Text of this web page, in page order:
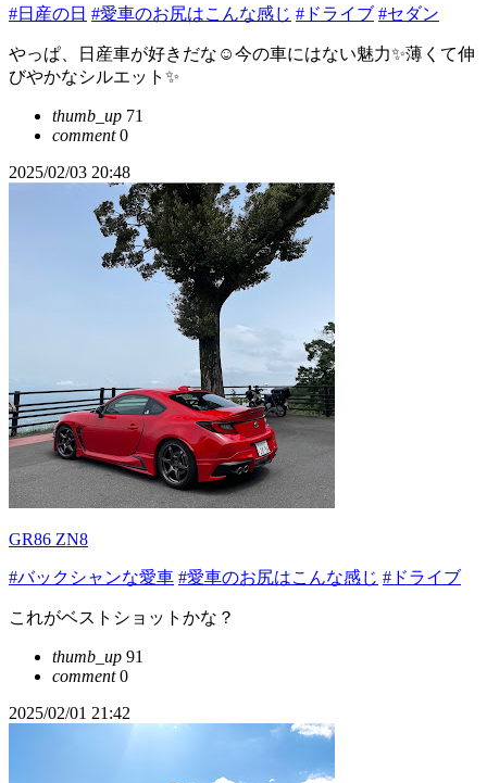
#日産の日 #愛車のお尻はこんな感じ #ドライブ #セダン
やっぱ、日産車が好きだな☺️今の車にはない魅力✨薄くて伸
びやかなシルエット✨
thumb_up 71
comment0
2025/02/03 20:48
GR86 ZN8
#バックシャンな愛車 #愛車のお尻はこんな感じ #ドライブ
これがベストショットかな？
thumb_up 91
comment0
2025/02/01 21:42